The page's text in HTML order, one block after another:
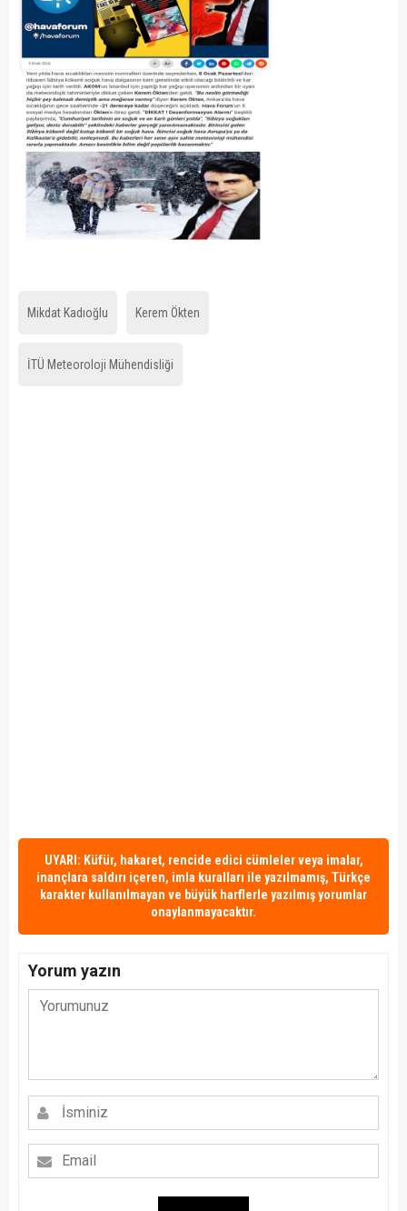
Mikdat Kadıoğlu Kerem Ökten
İTÜ Meteoroloji Mühendisliği
UYARI: Küfür, hakaret, rencide edici cümleler veya imalar,
inançlara saldırı içeren, imla kuralları ile yazılmamış, Türkçe
karakter kullanılmayan ve büyük harflerle yazılmış yorumlar
onaylanmayacaktır.
Yorum yazın